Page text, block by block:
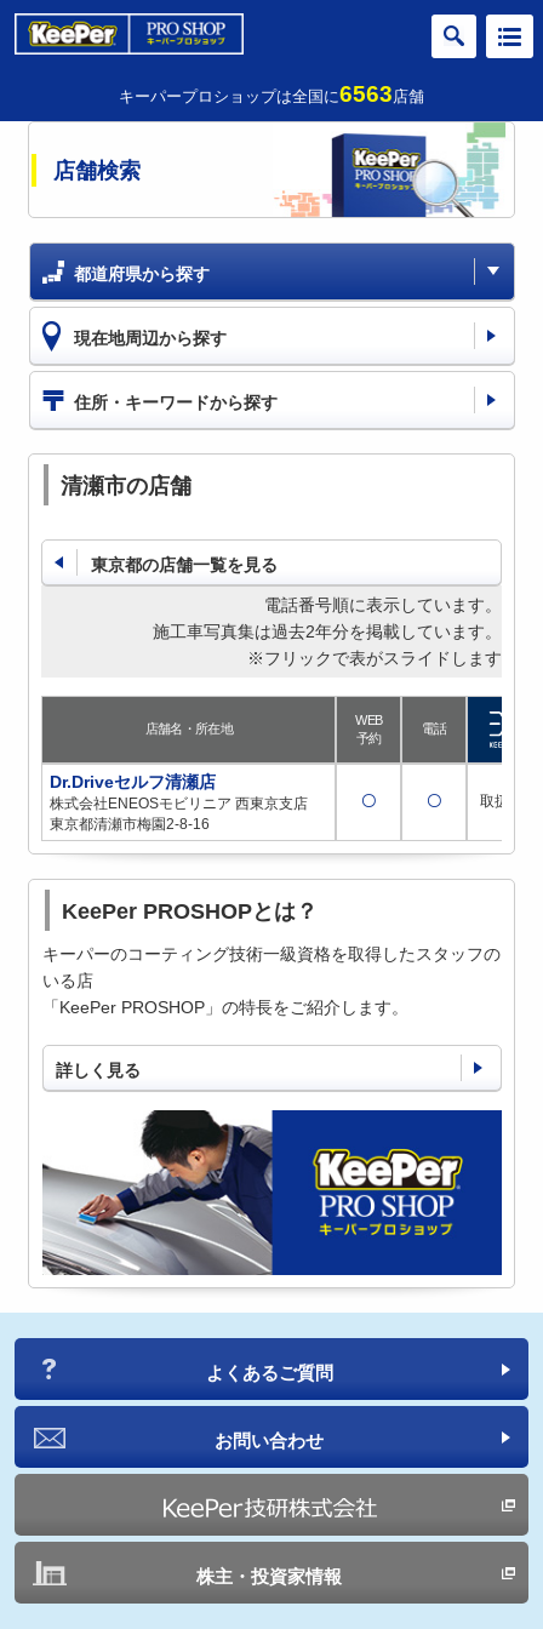
キーパープロショップは全国に6563店舗
店舗検索
都道府県から探す
現在地周辺から探す
住所・キーワードから探す
清瀬市の店舗
東京都の店舗一覧を見る
電話番号順に表示しています。
施工車写真集は過去2年分を掲載しています。
※フリックで表がスライドします
店舗名・所在地
WEB
予約
電話
Dr.Driveセルフ清瀬店
株式会社ENEOSモビリニア 西東京支店
東京都清瀬市梅園2-8-16
〇 〇 取扱店
KeePer PROSHOPとは？
キーパーのコーティング技術一級資格を取得したスタッフの
いる店
「KeePer PROSHOP」の特長をご紹介します。
詳しく見る
よくあるご質問
お問い合わせ
株主・投資家情報